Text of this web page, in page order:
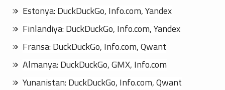
Estonya: DuckDuckGo, Info.com, Yandex
Finlandiya: DuckDuckGo, Info.com, Yandex
Fransa: DuckDuckGo, Info.com, Qwant
Almanya: DuckDuckGo, GMX, Info.com
Yunanistan: DuckDuckGo, Info.com, Qwant